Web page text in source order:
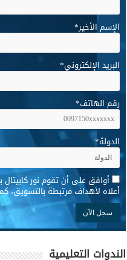
الإسم الأخير*
البريد الإلكتروني*
رقم الهاتف*
الدولة*
* أوافق على أن تقوم نور
أعلاه لأهداف مرتبطة
الندوات التعليمية